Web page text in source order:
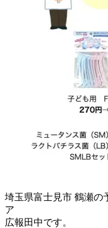
埼玉県富士見市 鶴瀬の
ア
広報田中です。